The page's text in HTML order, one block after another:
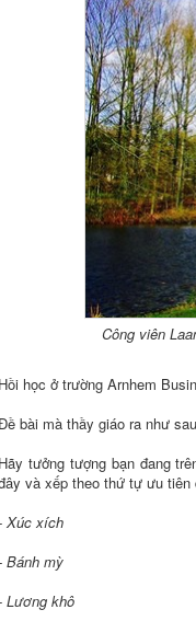
Công viên
Hồi học ở trường Arnhem
bài mà thầy giáo ra như
Hãy tưởng tượng bạn đang
và xếp theo thứ tự ưu tiên
Xúc xích
Bánh mỳ
Lương khô